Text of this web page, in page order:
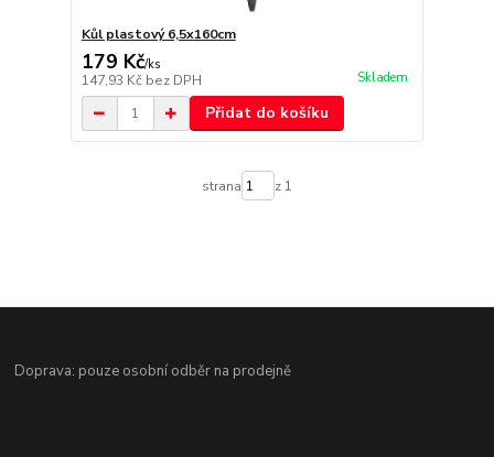
Kůl plastový 6,5x160cm
179 Kč/ks
147,93 Kč bez DPH Skladem
Přidat do košíku
strana z 1
Doprava: pouze osobní odběr na prodejně